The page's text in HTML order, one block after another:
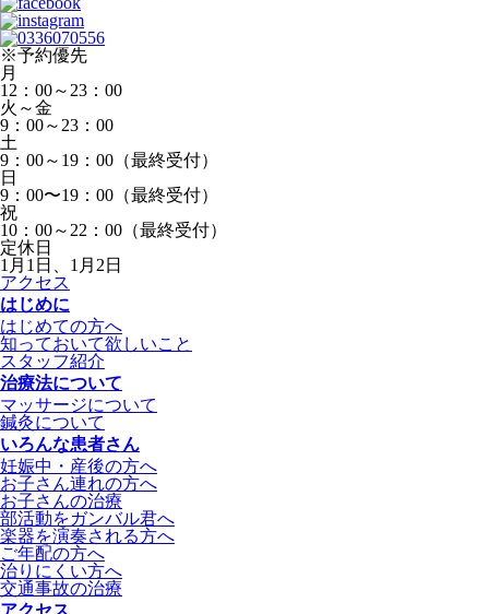
※予約優先
月
12：00～23：00
火～金
9：00～23：00
土
9：00～19：00（最終受付）
日
9：00〜19：00（最終受付）
祝
10：00～22：00（最終受付）
定休日
1月1日、1月2日
アクセス
はじめに
はじめての方へ
知っておいて欲しいこと
スタッフ紹介
治療法について
マッサージについて
鍼灸について
いろんな患者さん
妊娠中・産後の方へ
お子さん連れの方へ
お子さんの治療
部活動をガンバル君へ
楽器を演奏される方へ
ご年配の方へ
治りにくい方へ
交通事故の治療
アクセス